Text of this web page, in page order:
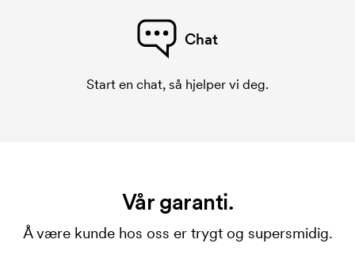
Chat
Start en chat, så hjelper vi deg.
Vår garanti.
Å være kunde hos oss er trygt og supersmidig.